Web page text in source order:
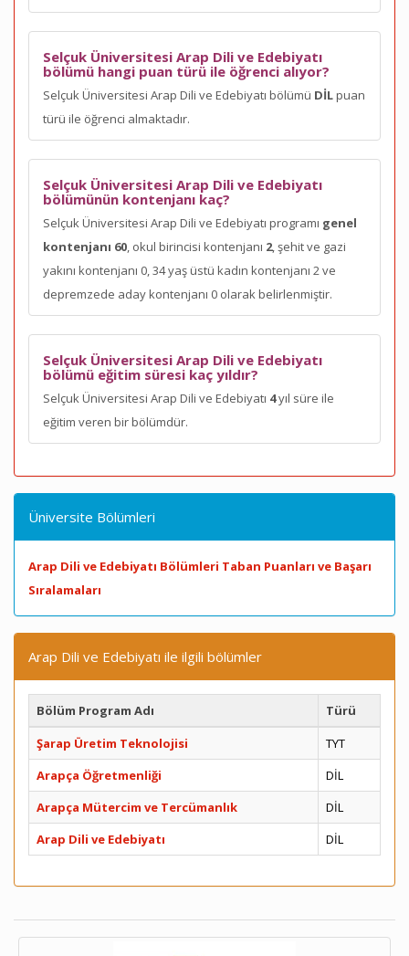
Selçuk Üniversitesi Arap Dili ve Edebiyatı
bölümü hangi puan türü ile öğrenci alıyor?
Selçuk Üniversitesi Arap Dili ve Edebiyatı bölümü DİLpuan
türü ile öğrenci almaktadır.
Selçuk Üniversitesi Arap Dili ve Edebiyatı
bölümünün kontenjanı kaç?
Selçuk Üniversitesi Arap Dili ve Edebiyatı programı genel
kontenjanı 60, okul birincisi kontenjanı 2, şehit ve gazi
yakını kontenjanı 0, 34 yaş üstü kadın kontenjanı 2 ve
depremzede aday kontenjanı 0 olarak belirlenmiştir.
Selçuk Üniversitesi Arap Dili ve Edebiyatı
bölümü eğitim süresi kaç yıldır?
Selçuk Üniversitesi Arap Dili ve Edebiyatı 4yıl süre ile
eğitim veren bir bölümdür.
Üniversite Bölümleri
Arap Dili ve Edebiyatı Bölümleri Taban Puanları ve Başarı
Sıralamaları
Arap Dili ve Edebiyatı ile ilgili bölümler
Bölüm Program Adı
Türü
Şarap Üretim Teknolojisi
TYT
Arapça Öğretmenliği
DİL
Arapça Mütercim ve Tercümanlık
DİL
Arap Dili ve Edebiyatı
DİL